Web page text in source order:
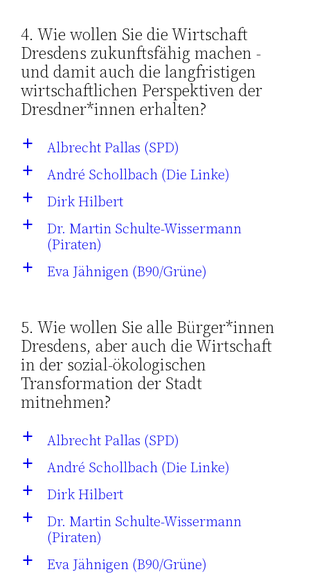
4. Wie wollen Sie die Wirtschaft
Dresdens zukunftsfähig machen -
und damit auch die langfristigen
wirtschaftlichen Perspektiven der
Dresdner*innen erhalten?
a Albrecht Pallas (SPD)
a André Schollbach (Die Linke)
a Dirk Hilbert
a
Dr. Martin Schulte-Wissermann
(Piraten)
a Eva Jähnigen (B90/Grüne)
5. Wie wollen Sie alle Bürger*innen
Dresdens, aber auch die Wirtschaft
in der sozial-ökologischen
Transformation der Stadt
mitnehmen?
a Albrecht Pallas (SPD)
a André Schollbach (Die Linke)
a Dirk Hilbert
a
Dr. Martin Schulte-Wissermann
(Piraten)
a Eva Jähnigen (B90/Grüne)